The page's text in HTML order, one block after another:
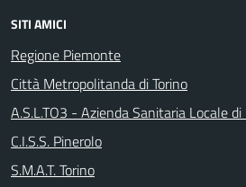
SITI AMICI
Regione Piemonte
Città Metropolitanda di Torino
A.S.L.TO3 - Azienda Sanitaria Locale
C.I.S.S. Pinerolo
S.M.A.T. Torino